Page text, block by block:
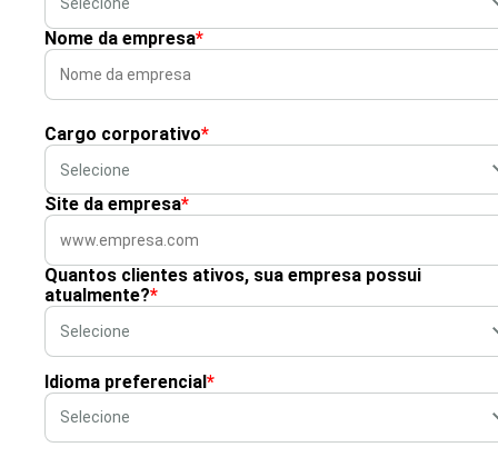
Nome da empresa*
Cargo corporativo*
Site da empresa*
Quantos clientes ativos, sua empresa possui
atualmente?*
Idioma preferencial*